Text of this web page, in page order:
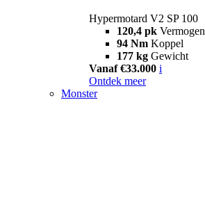
Hypermotard V2 SP 100
120,4 pk Vermogen
94 Nm Koppel
177 kg Gewicht
Vanaf €33.000 i
Ontdek meer
Monster